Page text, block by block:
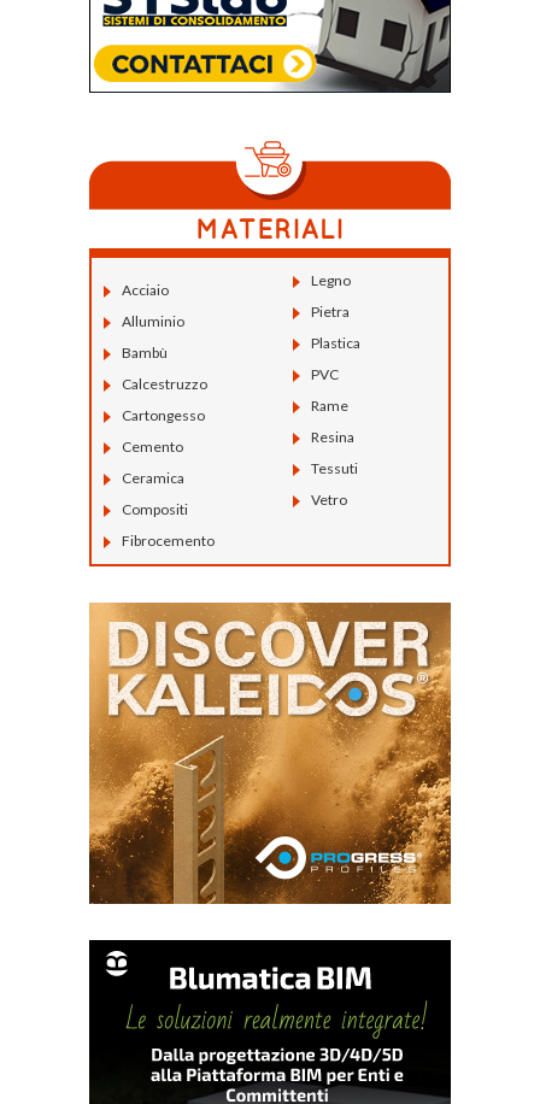
Acciaio
Alluminio
Bambù
Calcestruzzo
Cartongesso
Cemento
Ceramica
Compositi
Fibrocemento
Legno
Pietra
Plastica
PVC
Rame
Resina
Tessuti
Vetro